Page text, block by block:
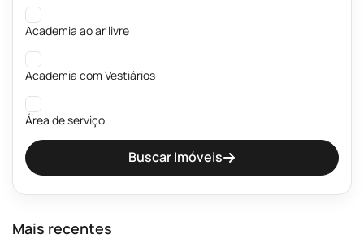
Academia ao ar livre
Academia com Vestiários
Área de serviço
Banheiros públicos Masculino e Feminino
Buscar Imóveis
Mais recentes